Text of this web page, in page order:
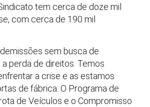
tem cerca de doze mil
com cerca de 190 mil
sem busca de
perda de direitos. Temos
a crise e as estamos
de fábrica. O Programa de
de Veículos e o Compromisso